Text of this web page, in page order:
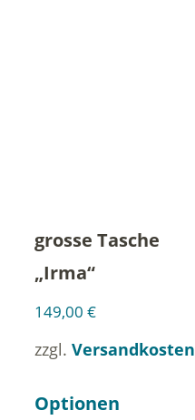
grosse Tasche
„Irma“
149,00 €
zzgl. Versandkosten
Optionen